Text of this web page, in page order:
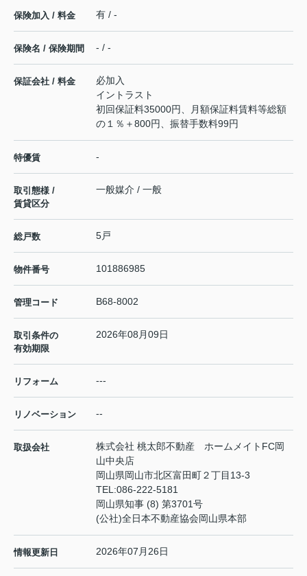
保険加入 / 料金 有 / -
保険名 / 保険期間 - / -
保証会社 / 料金
必加入
イントラスト
初回保証料35000円、月額保証料賃料等総額
の１％＋800円、振替手数料99円
特優賃 -
取引態様 /
賃貸区分
一般媒介 / 一般
総戸数 5戸
物件番号 101886985
管理コード B68-8002
取引条件の
有効期限
2026年08月09日
リフォーム ---
リノベーション --
取扱会社
株式会社 桃太郎不動産 ホームメイトFC岡
山中央店
岡山県岡山市北区富田町２丁目13-3
TEL:086-222-5181
岡山県知事 (8) 第3701号
(公社)全日本不動産協会岡山県本部
情報更新日 2026年07月26日